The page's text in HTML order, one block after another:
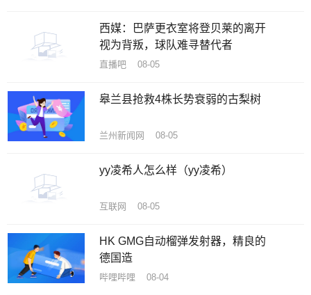
西媒：巴萨更衣室将登贝莱的离开
视为背叛，球队难寻替代者
直播吧 08-05
皋兰县抢救4株长势衰弱的古梨树
兰州新闻网 08-05
yy凌希人怎么样（yy凌希）
互联网 08-05
HK GMG自动榴弹发射器，精良的
德国造
哔哩哔哩 08-04